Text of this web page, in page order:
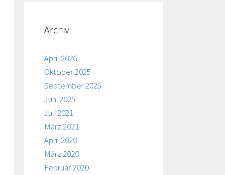
Archiv
April 2026
Oktober 2025
September 2025
Juni 2025
Juli 2021
März 2021
April 2020
März 2020
Februar 2020